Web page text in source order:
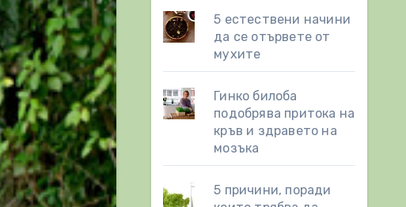
5 естествени начини
да се отървете от
мухите
Гинко билоба
подобрява притока на
кръв и здравето на
мозъка
5 причини, поради